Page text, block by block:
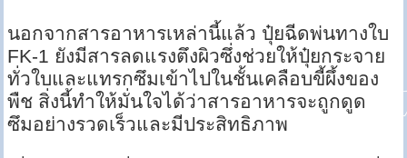
นอกจากสารอาหารเหล่านี้แล้ว ปุ๋ยฉีดพ่นทางใบ
FK-1 ยังมีสารลดแรงตึงผิวซึ่งช่วยให้ปุ๋ยกระจาย
ทั่วใบและแทรกซึมเข้าไปในชั้นเคลือบขี้ผึ้งของ
พืช สิ่งนี้ทำให้มั่นใจได้ว่าสารอาหารจะถูกดูด
ซึมอย่างรวดเร็วและมีประสิทธิภาพ